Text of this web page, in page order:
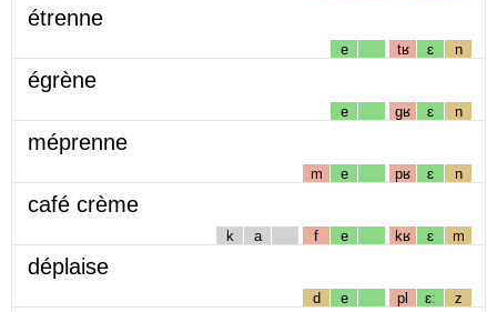
étrenne
e tʁ ɛ n
égrène
e gʁ ɛ n
méprenne
m e pʁ ɛ n
café crème
k a f e kʁ ɛ m
déplaise
d e pl ɛː z